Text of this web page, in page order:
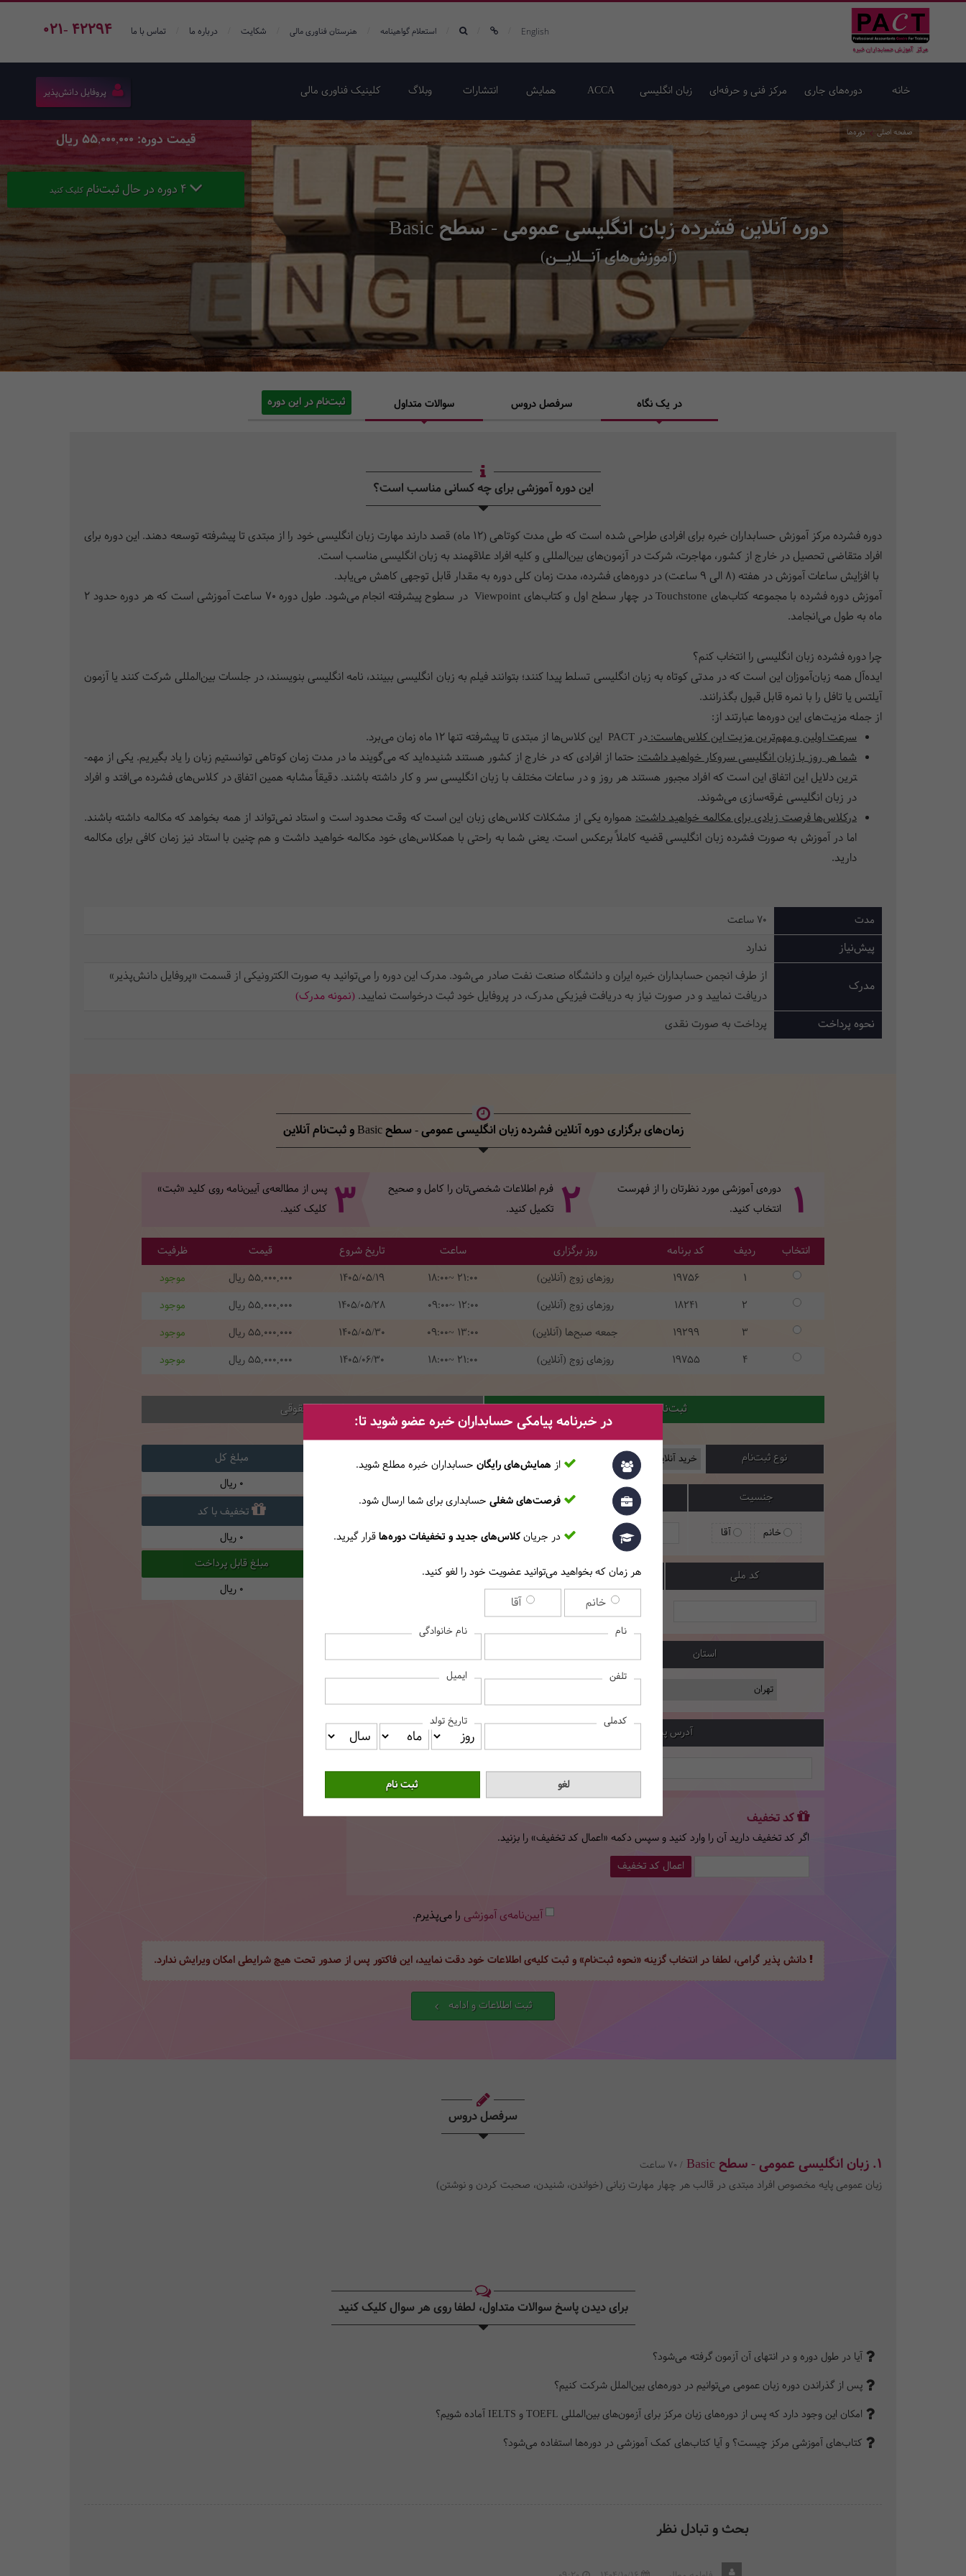
021- 42294 English استعلام گواهینامه هنرستان فناوری مالی شکایت درباره ما تماس با ما
خانه دوره‌های جاری مرکز فنی و حرفه‌ای زبان انگلیسی ACCA همایش‌ انتشارات وبلاگ کلینیک فناوری مالی پروفایل دانش‌پذیر
دوره آنلاین فشرده زبان انگلیسی عمومی - سطح Basic
(آموزش‌های آنــلایــن)
صفحه اصلی دوره‌ها قیمت دوره: 55,000,000 ریال
4 دوره در حال ثبت‌نام کلیک کنید
در یک نگاه سرفصل دروس سوالات متداول ثبت‌نام در این دوره
این دوره آموزشی برای چه کسانی مناسب است؟
دوره­‌ فشرده مرکز آموزش حسابداران خبره برای افرادی طراحی شده است که طی مدت کوتاهی (12 ماه) قصد دارند مهارت زبان انگلیسی خود را از مبتدی تا پیشرفته توسعه دهند. این دوره­ برای
افراد متقاضی تحصیل در خارج از کشور، مهاجرت، شرکت در آزمون‌های بین‌المللی و کلیه افراد علاقه­مند به زبان انگلیسی مناسب است.
با افزایش ساعات آموزش در هفته (8 الی 9 ساعت) در دوره­‌های فشرده، مدت زمان کلی دوره­ به مقدار قابل توجهی کاهش می­‌یابد.
آموزش دوره­ فشرده با مجموعه کتاب­‌های Touchstone در چهار سطح اول و کتاب­‌های Viewpoint در سطوح پیشرفته انجام می­‌شود. طول دوره­ 70 ساعت آموزشی است که هر دوره حدود 2
ماه به طول می­‌انجامد.
چرا دوره فشرده زبان انگلیسی را انتخاب کنم؟
ایده‌آل همه زبان‌آموزان این است که در مدتی کوتاه به زبان انگلیسی تسلط پیدا کنند؛ بتوانند فیلم به زبان انگلیسی ببینند، نامه انگلیسی بنویسند، در جلسات بین‌المللی شرکت کنند یا آزمون
آیلتس یا تافل را با نمره قابل قبول بگذرانند.
از جمله مزیت‌­های این دوره­‌ها عبارتند از:
سرعت اولین و مهم‌ترین مزیت این کلاس‌هاست:در PACT این کلاس‌ها از مبتدی تا پیشرفته تنها 12 ماه زمان می‌برد
.
شما هر روز با زبان انگلیسی سروکار خواهید داشت:حتما از افرادی که در خارج از کشور هستند شنیده‌اید که می‌گویند ما در مدت زمان کوتاهی توانستیم زبان را یاد بگیریم. یکی از مهم­
ترین دلایل این اتفاق این است که افراد مجبور هستند هر روز و در ساعات مختلف با زبان انگلیسی سر و کار داشته باشند. دقیقاً مشابه همین اتفاق در کلاس‌های ‌فشرده می‌افتد و افراد
در زبان انگلیسی غرقه‌­سازی می‌شوند.
درکلاس‌ها فرصت زیادی برای مکالمه خواهید داشت: همواره یکی از مشکلات کلاس‌های زبان این است که وقت محدود است و استاد نمی‌تواند از همه بخواهد که مکالمه داشته باشند.
اما در آموزش به صورت ‌فشرده زبان انگلیسی قضیه کاملاً برعکس است. یعنی شما به راحتی با همکلاس‌های خود مکالمه خواهید داشت و هم چنین با استاد نیز زمان کافی برای مکالمه
دارید.
مدت 70 ساعت
پیش‌نیاز ندارد
مدرک
از طرف انجمن حسابداران خبره ایران و دانشگاه صنعت نفت صادر می‌شود. مدرک این دوره را می‌توانید به صورت الکترونیکی از قسمت «پروفایل دانش‌پذیر»
دریافت نمایید و در صورت نیاز به دریافت فیزیکی مدرک، در پروفایل خود ثبت‌ درخواست نمایید. (نمونه مدرک)
نحوه پرداخت
پرداخت به صورت نقدی
زمان‌های برگزاری دوره آنلاین فشرده زبان انگلیسی عمومی - سطح Basic و ثبت‌نام آنلاین
1
دوره‌ی آموزشی مورد نظرتان را از فهرست
انتخاب کنید.
2 فرم اطلاعات شخصی‌تان‌ را کامل و صحیح
تکمیل کنید.
3 پس از مطالعه‌ی آیین‌نامه روی کلید «ثبت»
کلیک کنید.
انتخاب ردیف کد برنامه روز برگزاری ساعت تاریخ شروع قیمت
ظرفیت
1
19756 روزهای زوج (آنلاین) 18:00~ 21:00
1405/05/19
55,000,000 ریال
موجود
2
18241 روزهای زوج (آنلاین) 09:00~ 12:00
1405/05/28
55,000,000 ریال
موجود
3
19299 جمعه صبح‌ها (آنلاین) 09:00~ 13:00
1405/05/30
55,000,000 ریال
موجود
4
19755 روزهای زوج (آنلاین) 18:00~ 21:00
1405/06/30
55,000,000 ریال موجود
ثبت‌نام حقیقی ثبت‌نام حقوقی
نوع ثبت‌نام
جنسیت
خانم آقا
نام خانوادگی
کد ملی تلفن همراه ایمیل
استان
آدرس پستی کد پستی
مبلغ کل
0 ریال
تخفیف با کد
0 ریال
مبلغ قابل پرداخت
0 ریال
کد تخفیف
اگر کد تخفیف دارید آن را وارد کنید و سپس دکمه «اعمال کد تخفیف» را بزنید.
اعمال کد تخفیف
آیین‌نامه‌ی آموزشی را می‌پذیرم.
دانش پذیر گرامی، لطفا در انتخاب گزینه «نحوه ثبت‌نام» و ثبت کلیه‌ی اطلاعات خود دقت نمایید، این فاکتور پس از صدور تحت هیچ شرایطی امکان ویرایش ندارد.
ثبت اطلاعات و ادامه
سرفصل دروس
1. زبان انگلیسی عمومی - سطح Basic / 70 ساعت
زبان عمومی پایه مخصوص افراد مبتدی در قالب هر چهار مهارت زبانی (خواندن، شنیدن، صحبت کردن و نوشتن)
برای دیدن پاسخ سوالات متداول، لطفا روی هر سوال کلیک کنید‎
آیا در طول دوره و در انتهای آن آزمون گرفته می‌شود؟
پس از گذراندن دوره زبان عمومی می‌توانیم در دوره‌های بین‌الملل شرکت کنیم؟
امکان این وجود دارد که پس از دوره‌های زبان مرکز برای آزمون‌های بین‌المللی TOEFL و IELTS آماده شویم؟
کتاب‌های آموزشی مرکز چیست؟ و آیا کتاب‌های کمک آموزشی در دوره‌ها استفاده می‌شود؟
بحث و تبادل نظر
در خبرنامه پیامکی حسابداران خبره عضو شوید تا:
از همایش‌های رایگان حسابداران خبره مطلع ‎شوید.
فرصت‌های شغلی حسابداری برای شما ارسال شود.
در جریانکلاس‌های جدید و تخفیفات دوره‌هاقرار گیرید.
هر زمان که بخواهید می‌توانید عضویت خود را لغو کنید.
خانم آقا
نام نام خانوادگی
تلفن ایمیل
کدملی تاریخ تولد